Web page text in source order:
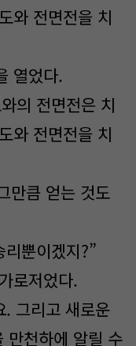
와 전면전을 치
열었다.
의 전면전은 치
와 전면전을 치
만큼 얻는 것도
뿐이겠지?”
로저었다.
. 그리고 새로운
만천하에 알릴 수